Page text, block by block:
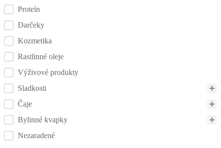
Proteín
Darčeky
Kozmetika
Rastlinné oleje
Výživové produkty
Sladkosti
Čaje
Bylinné kvapky
Nezaradené